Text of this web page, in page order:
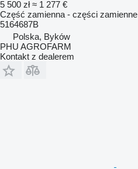
5 500 zł ≈ 1 277 €
Część zamienna - części zamienne
5164687B
Polska, Byków
PHU AGROFARM
Kontakt z dealerem